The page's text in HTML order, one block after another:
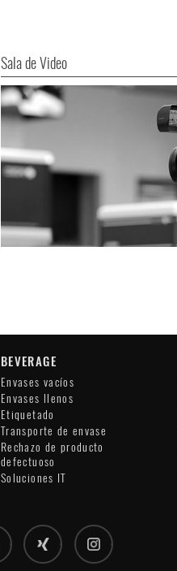
Sala de Video
BEVERAGE
Envases vacíos
Envases llenos
Etiquetado
Transporte de envase
Rechazo de producto
defectuoso
Soluciones IT